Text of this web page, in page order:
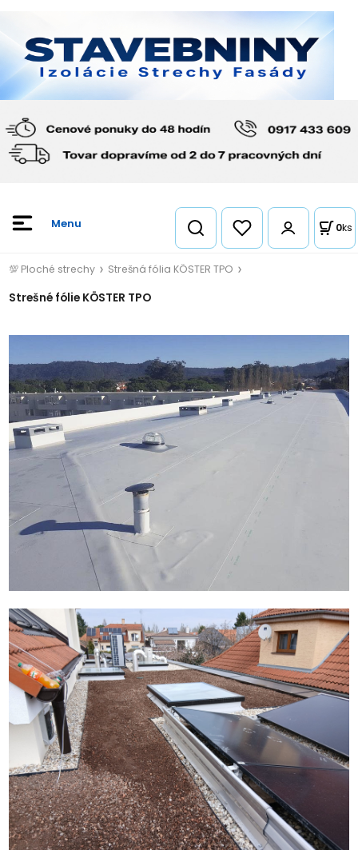
0ks
💯 Ploché strechy Strešná fólia KÖSTER TPO
Strešné fólie KÖSTER TPO